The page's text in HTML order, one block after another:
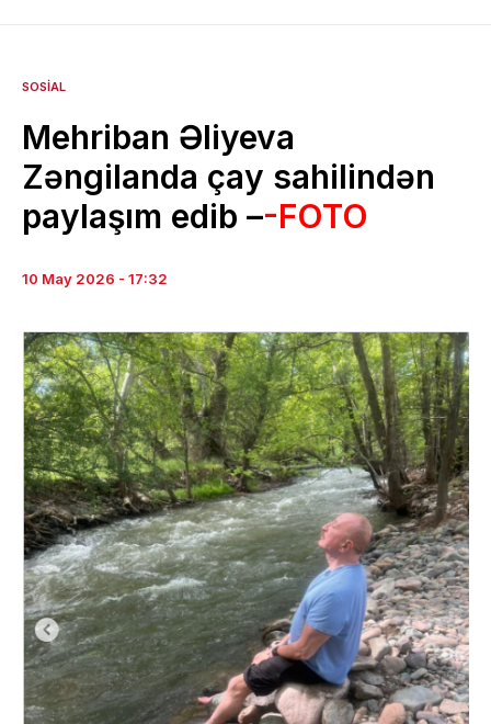
SOSIAL
Mehriban Əliyeva
Zəngilanda çay sahilindən
paylaşım edib –-FOTO
10 May 2026 - 17:32